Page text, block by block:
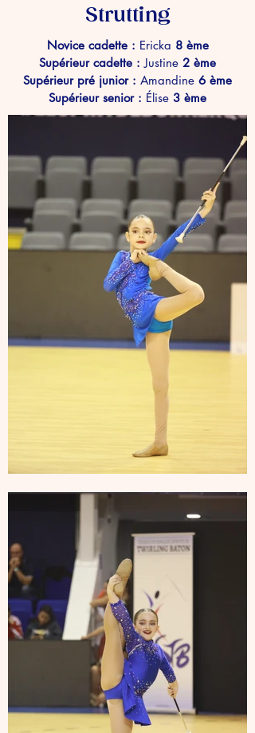
Strutting
Novice cadette : Ericka 8 ème
Supérieur cadette : Justine 2 ème
Supérieur pré junior : Amandine 6 ème
Supérieur senior : Élise 3 ème